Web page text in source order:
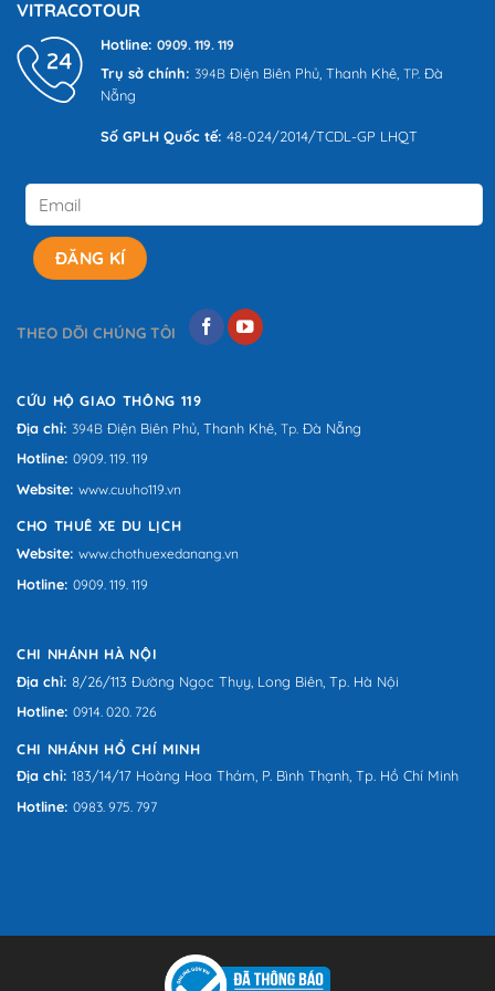
VITRACOTOUR
Hotline: 0909. 119. 119
Trụ sở chính: 394B Điện Biên Phủ, Thanh Khê, TP. Đà
Nẵng
Số GPLH Quốc tế: 48-024/2014/TCDL-GP LHQT
THEO DÕI CHÚNG TÔI
CỨU HỘ GIAO THÔNG 119
Địa chỉ: 394B Điện Biên Phủ, Thanh Khê, Tp. Đà Nẵng
Hotline: 0909. 119. 119
Website: www.cuuho119.vn
CHO THUÊ XE DU LỊCH
Website: www.chothuexedanang.vn
Hotline: 0909. 119. 119
CHI NHÁNH HÀ NỘI
Địa chỉ: 8/26/113 Đường Ngọc Thụy, Long Biên, Tp. Hà Nội
Hotline: 0914. 020. 726
CHI NHÁNH HỒ CHÍ MINH
Địa chỉ: 183/14/17 Hoàng Hoa Thám, P. Bình Thạnh, Tp. Hồ Chí Minh
Hotline: 0983. 975. 797